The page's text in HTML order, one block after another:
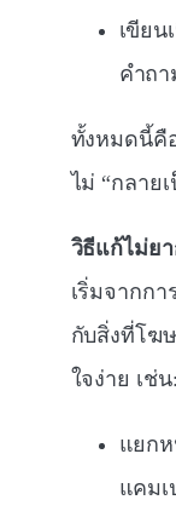
เขียน
คำถ
ทั้งหมดนี้คื
ไม่ “กลาย
วิธีแก้ไม่ย
เริ่มจากกา
กับสิ่งที่โฆ
ใจง่าย เช่น:
แยกห
แคม